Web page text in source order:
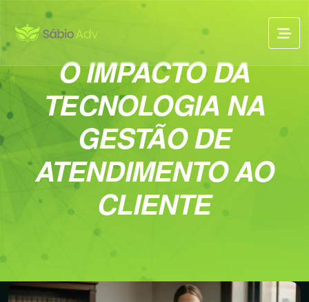
O IMPACTO DA
TECNOLOGIA NA
GESTÃO DE
ATENDIMENTO AO
CLIENTE